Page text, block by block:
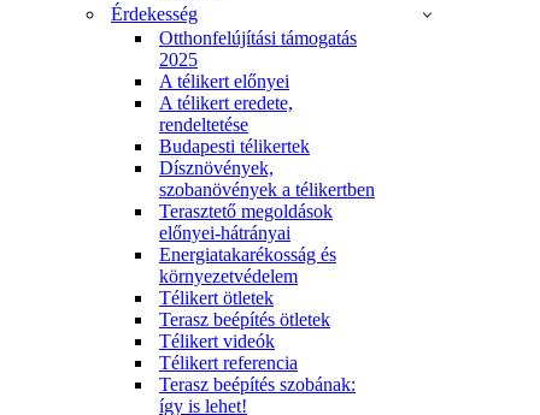
Érdekesség
Otthonfelújítási támogatás
2025
A télikert előnyei
A télikert eredete,
rendeltetése
Budapesti télikertek
Dísznövények,
szobanövények a télikertben
Terasztető megoldások
előnyei-hátrányai
Energiatakarékosság és
környezetvédelem
Télikert ötletek
Terasz beépítés ötletek
Télikert videók
Télikert referencia
Terasz beépítés szobának:
így is lehet!